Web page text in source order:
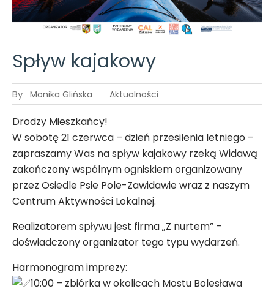
Spływ kajakowy
By Monika Glińska Aktualności
Drodzy Mieszkańcy!
W sobotę 21 czerwca – dzień przesilenia letniego –
zapraszamy Was na spływ kajakowy rzeką Widawą
zakończony wspólnym ogniskiem organizowany
przez Osiedle Psie Pole-Zawidawie wraz z naszym
Centrum Aktywności Lokalnej.
Realizatorem spływu jest firma „Z nurtem” –
doświadczony organizator tego typu wydarzeń.
Harmonogram imprezy:
10:00 – zbiórka w okolicach Mostu Bolesława
22.06